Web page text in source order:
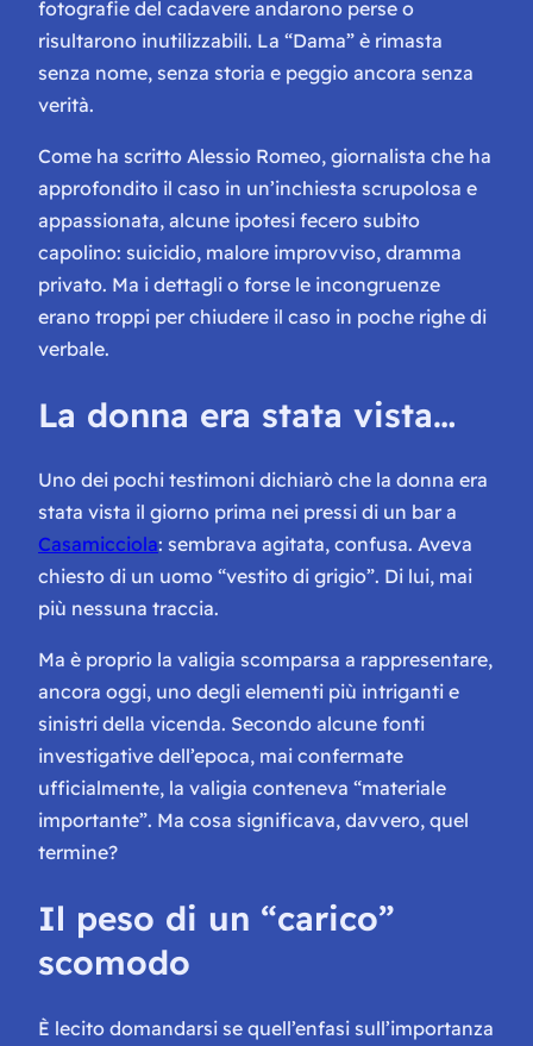
fotografie del cadavere andarono perse o
risultarono inutilizzabili. La “Dama” è rimasta
senza nome, senza storia e peggio ancora senza
verità.
Come ha scritto Alessio Romeo, giornalista che ha
approfondito il caso in un’inchiesta scrupolosa e
appassionata, alcune ipotesi fecero subito
capolino: suicidio, malore improvviso, dramma
privato. Ma i dettagli o forse le incongruenze
erano troppi per chiudere il caso in poche righe di
verbale.
La donna era stata vista…
Uno dei pochi testimoni dichiarò che la donna era
stata vista il giorno prima nei pressi di un bar a
Casamicciola: sembrava agitata, confusa. Aveva
chiesto di un uomo “vestito di grigio”. Di lui, mai
più nessuna traccia.
Ma è proprio la valigia scomparsa a rappresentare,
ancora oggi, uno degli elementi più intriganti e
sinistri della vicenda. Secondo alcune fonti
investigative dell’epoca, mai confermate
ufficialmente, la valigia conteneva “materiale
importante”. Ma cosa significava, davvero, quel
termine?
Il peso di un “carico”
scomodo
È lecito domandarsi se quell’enfasi sull’importanza